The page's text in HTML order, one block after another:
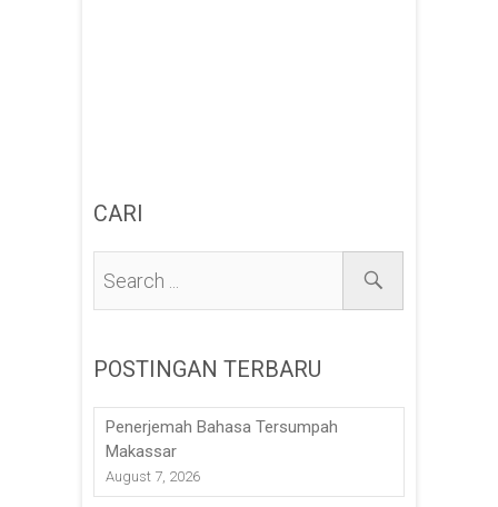
CARI
POSTINGAN TERBARU
Penerjemah Bahasa Tersumpah
Makassar
August 7, 2026